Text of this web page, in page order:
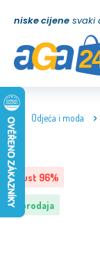
niske cijene svaki
Odjeća i moda
Popust 96%
Rasprodaja